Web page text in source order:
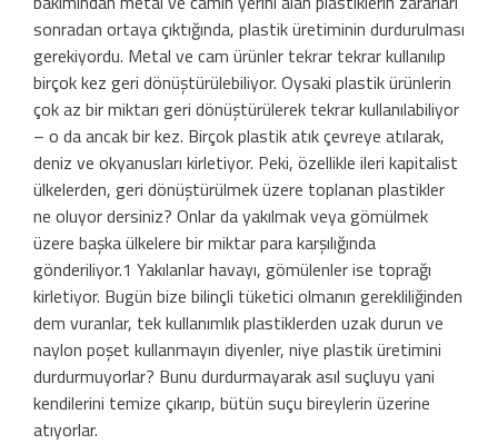
sonradan ortaya çıktığında, plastik üretiminin durdurulması
gerekiyordu. Metal ve cam ürünler tekrar tekrar kullanılıp
birçok kez geri dönüştürülebiliyor. Oysaki plastik ürünlerin
çok az bir miktarı geri dönüştürülerek tekrar kullanılabiliyor
– o da ancak bir kez. Birçok plastik atık çevreye atılarak,
deniz ve okyanusları kirletiyor. Peki, özellikle ileri kapitalist
ülkelerden, geri dönüştürülmek üzere toplanan plastikler
ne oluyor dersiniz? Onlar da yakılmak veya gömülmek
üzere başka ülkelere bir miktar para karşılığında
gönderiliyor.1 Yakılanlar havayı, gömülenler ise toprağı
kirletiyor. Bugün bize bilinçli tüketici olmanın gerekliliğinden
dem vuranlar, tek kullanımlık plastiklerden uzak durun ve
naylon poşet kullanmayın diyenler, niye plastik üretimini
durdurmuyorlar? Bunu durdurmayarak asıl suçluyu yani
kendilerini temize çıkarıp, bütün suçu bireylerin üzerine
atıyorlar.